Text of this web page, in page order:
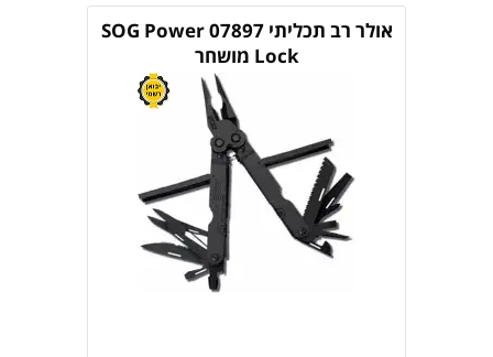
אולר רב תכליתי 07897 SOG Power
Lock מושחר